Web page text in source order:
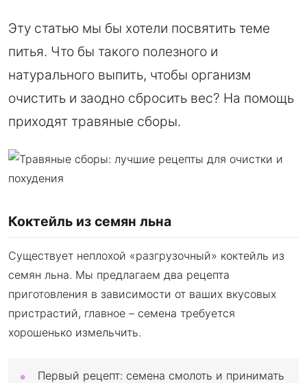
Эту статью мы бы хотели посвятить теме
питья. Что бы такого полезного и
натурального выпить, чтобы организм
очистить и заодно сбросить вес? На помощь
приходят травяные сборы.
Коктейль из семян льна
Существует неплохой «разгрузочный» коктейль из
семян льна. Мы предлагаем два рецепта
приготовления в зависимости от ваших вкусовых
пристрастий, главное – семена требуется
хорошенько измельчить.
Первый рецепт: семена смолоть и принимать